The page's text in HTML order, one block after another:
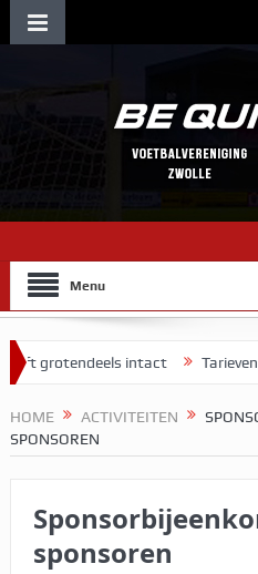
Menu
intact Tarieven
HOME ACTIVITEITEN
SPONSOREN
sponsoren